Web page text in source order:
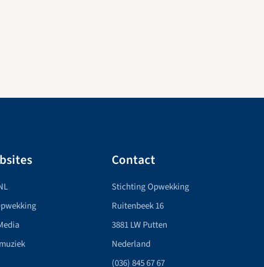
Contact
Stichting Opwekking
Ruitenbeek 16
3881 LW Putten
Nederland
(036) 845 67 67